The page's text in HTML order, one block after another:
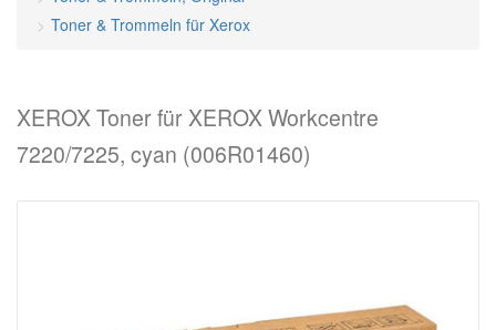
Toner & Trommeln für Xerox
XEROX Toner für XEROX Workcentre
7220/7225, cyan (006R01460)